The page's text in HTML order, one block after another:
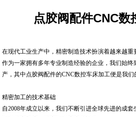
点胶阀配件CNC数
在现代工业生产中，精密制造技术扮演着越来越重
作为一家拥有多年专业制造经验的企业，我们始
产，其中点胶阀配件的CNC数控车床加工便是我们
精密加工的技术基础
自2008年成立以来，我们不断引进全球先进的成套